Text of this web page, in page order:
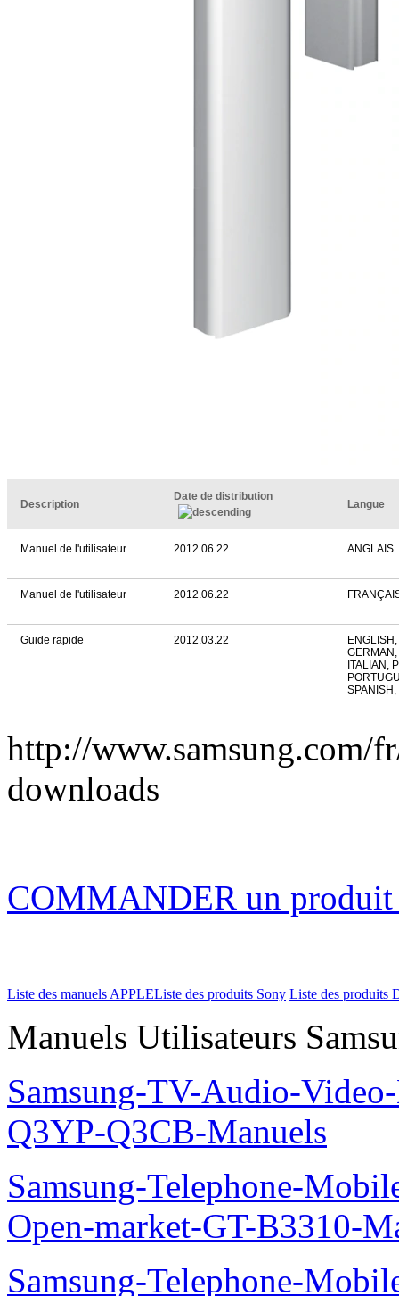
Description
Date de distribution
Langue
Manuel de l'utilisateur 2012.06.22 ANGLAIS
Manuel de l'utilisateur 2012.06.22
Guide rapide 2012.03.22
ITALIAN,
http://www.samsung.com/
downloads
COMMANDER un
Liste des manuels APPLEListe des produits Sony Liste des produits
Manuels Utilisateurs
Samsung-TV-Audio-
Q3YP-Q3CB-Manuels
Samsung-Telephone-
Open-market-GT-B3310-
Samsung-Telephone-